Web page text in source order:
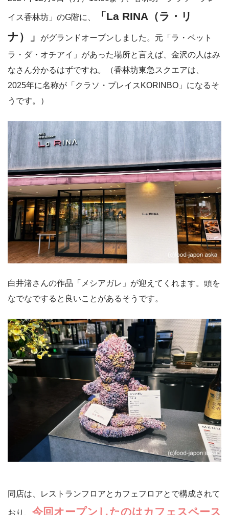
イス香林坊」のG階に、
「La RINA（ラ・リ
ナ）」
がグランドオープンしました。元「ラ・ベット
ラ・ダ・オチアイ」があった場所と言えば、金沢の人はみ
なさん分かるはずですね。（香林坊東急スクエアは、
2025年に名称が「クラソ・プレイスKORINBO」になるそ
うです。）
白井渚さんの作品「メシアガレ」が迎えてくれます。頭を
なでなですると良いことがあるそうです。
同店は、レストランフロアとカフェフロアとで構成されて
おり、 今回オープンしたのはカフェスペース